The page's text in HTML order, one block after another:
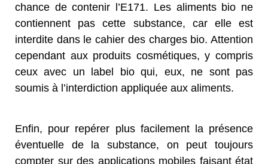
chance de contenir l’E171. Les aliments bio ne
contiennent pas cette substance, car elle est
interdite dans le cahier des charges bio. Attention
cependant aux produits cosmétiques, y compris
ceux avec un label bio qui, eux, ne sont pas
soumis à l’interdiction appliquée aux aliments.
Enfin, pour repérer plus facilement la présence
éventuelle de la substance, on peut toujours
compter sur des applications mobiles faisant état